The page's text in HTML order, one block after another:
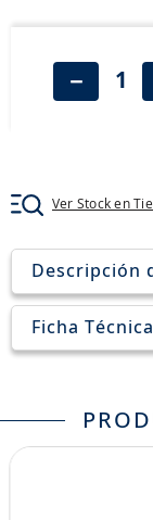
－
Ver Stock en
Descripción
Ficha Técnica
john deere